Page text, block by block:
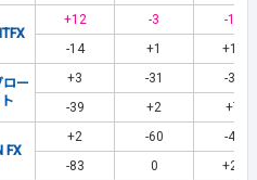
+12 -3
-15
-14
+1 +12
ロー
+3 -31
-38
-39
+2 +7
FX
+2 -60
-44
-83
0 +23